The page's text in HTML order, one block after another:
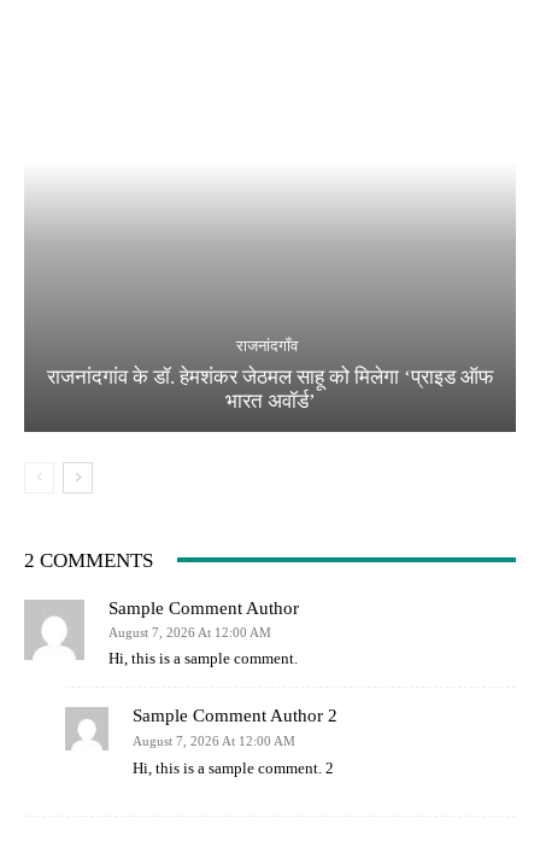
राजनांदगाँव
राजनांदगांव के डॉ. हेमशंकर जेठमल साहू को मिलेगा ‘प्राइड ऑफ
भारत अवॉर्ड’
2 COMMENTS
Sample Comment Author
August 7, 2026 At 12:00 AM
Hi, this is a sample comment.
Sample Comment Author 2
August 7, 2026 At 12:00 AM
Hi, this is a sample comment. 2